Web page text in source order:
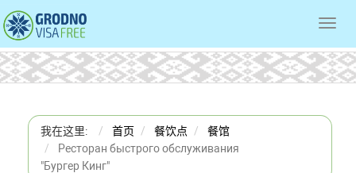
我在这里: 首页 餐饮点
餐馆
Ресторан быстрого обслуживания
"Бургер Кинг"